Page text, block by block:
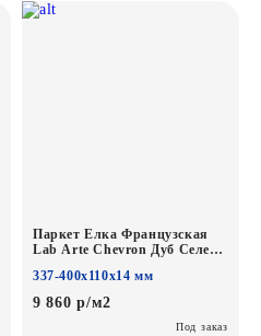
Паркет Елка Французская
Lab Arte Chevron Дуб Селект
400/337х110х14/3/60°
337-400х110х14 мм
9 860 р/м2
Под заказ